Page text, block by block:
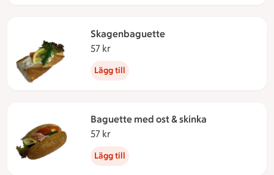
Skagenbaguette
57 kr
Lägg till
Baguette med ost & skinka
57 kr
Lägg till